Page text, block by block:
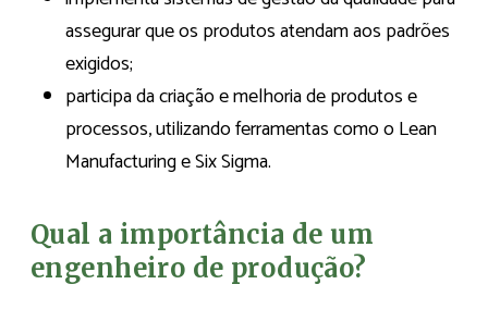
assegurar que os produtos atendam aos padrões
exigidos;
participa da criação e melhoria de produtos e
processos, utilizando ferramentas como o Lean
Manufacturing e Six Sigma.
Qual a importância de um
engenheiro de produção?